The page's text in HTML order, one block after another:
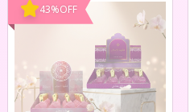
43%OFF